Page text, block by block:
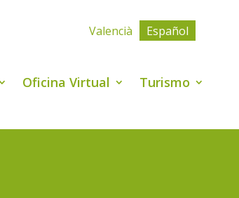
Valencià Español
Oficina Virtual
Turismo